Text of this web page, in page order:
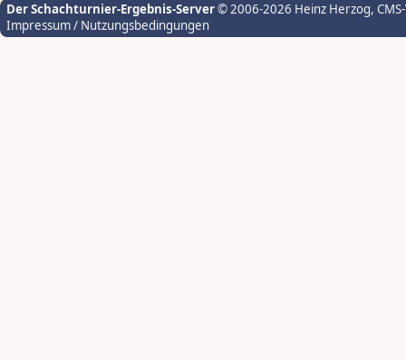
Der Schachturnier-Ergebnis-Server© 2006-2026 Heinz Herzog,
Impressum / Nutzungsbedingungen